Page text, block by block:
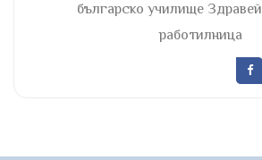
българско училище Здравей
работилница